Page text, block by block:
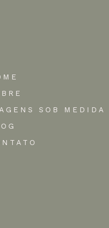
SOB MEDIDA